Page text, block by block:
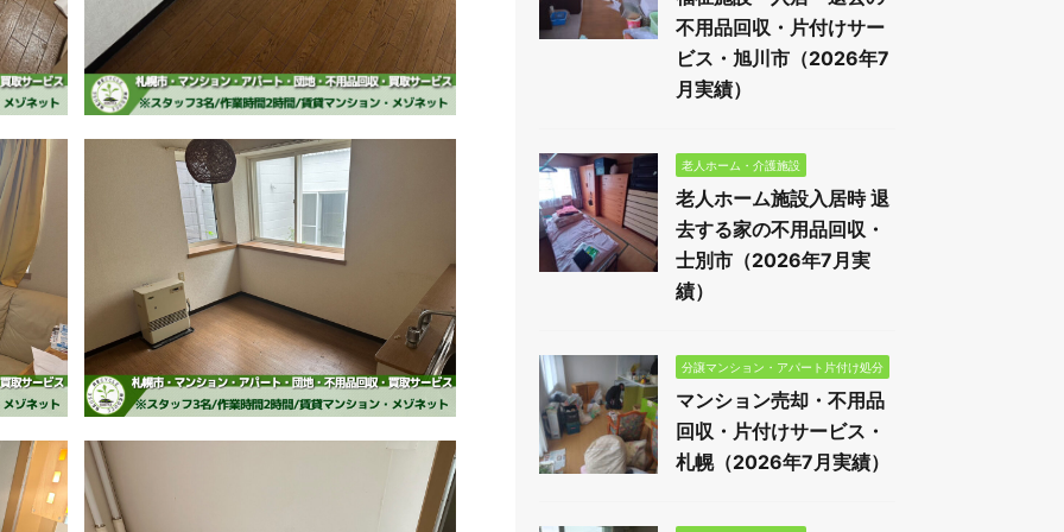
不用品回収・片付けサー
ビス・旭川市（2026年7
月実績）
老人ホーム・介護施設
老人ホーム施設入居時 退
去する家の不用品回収・
士別市（2026年7月実
績）
分譲マンション・アパート片付け処分
マンション売却・不用品
回収・片付けサービス・
札幌（2026年7月実績）